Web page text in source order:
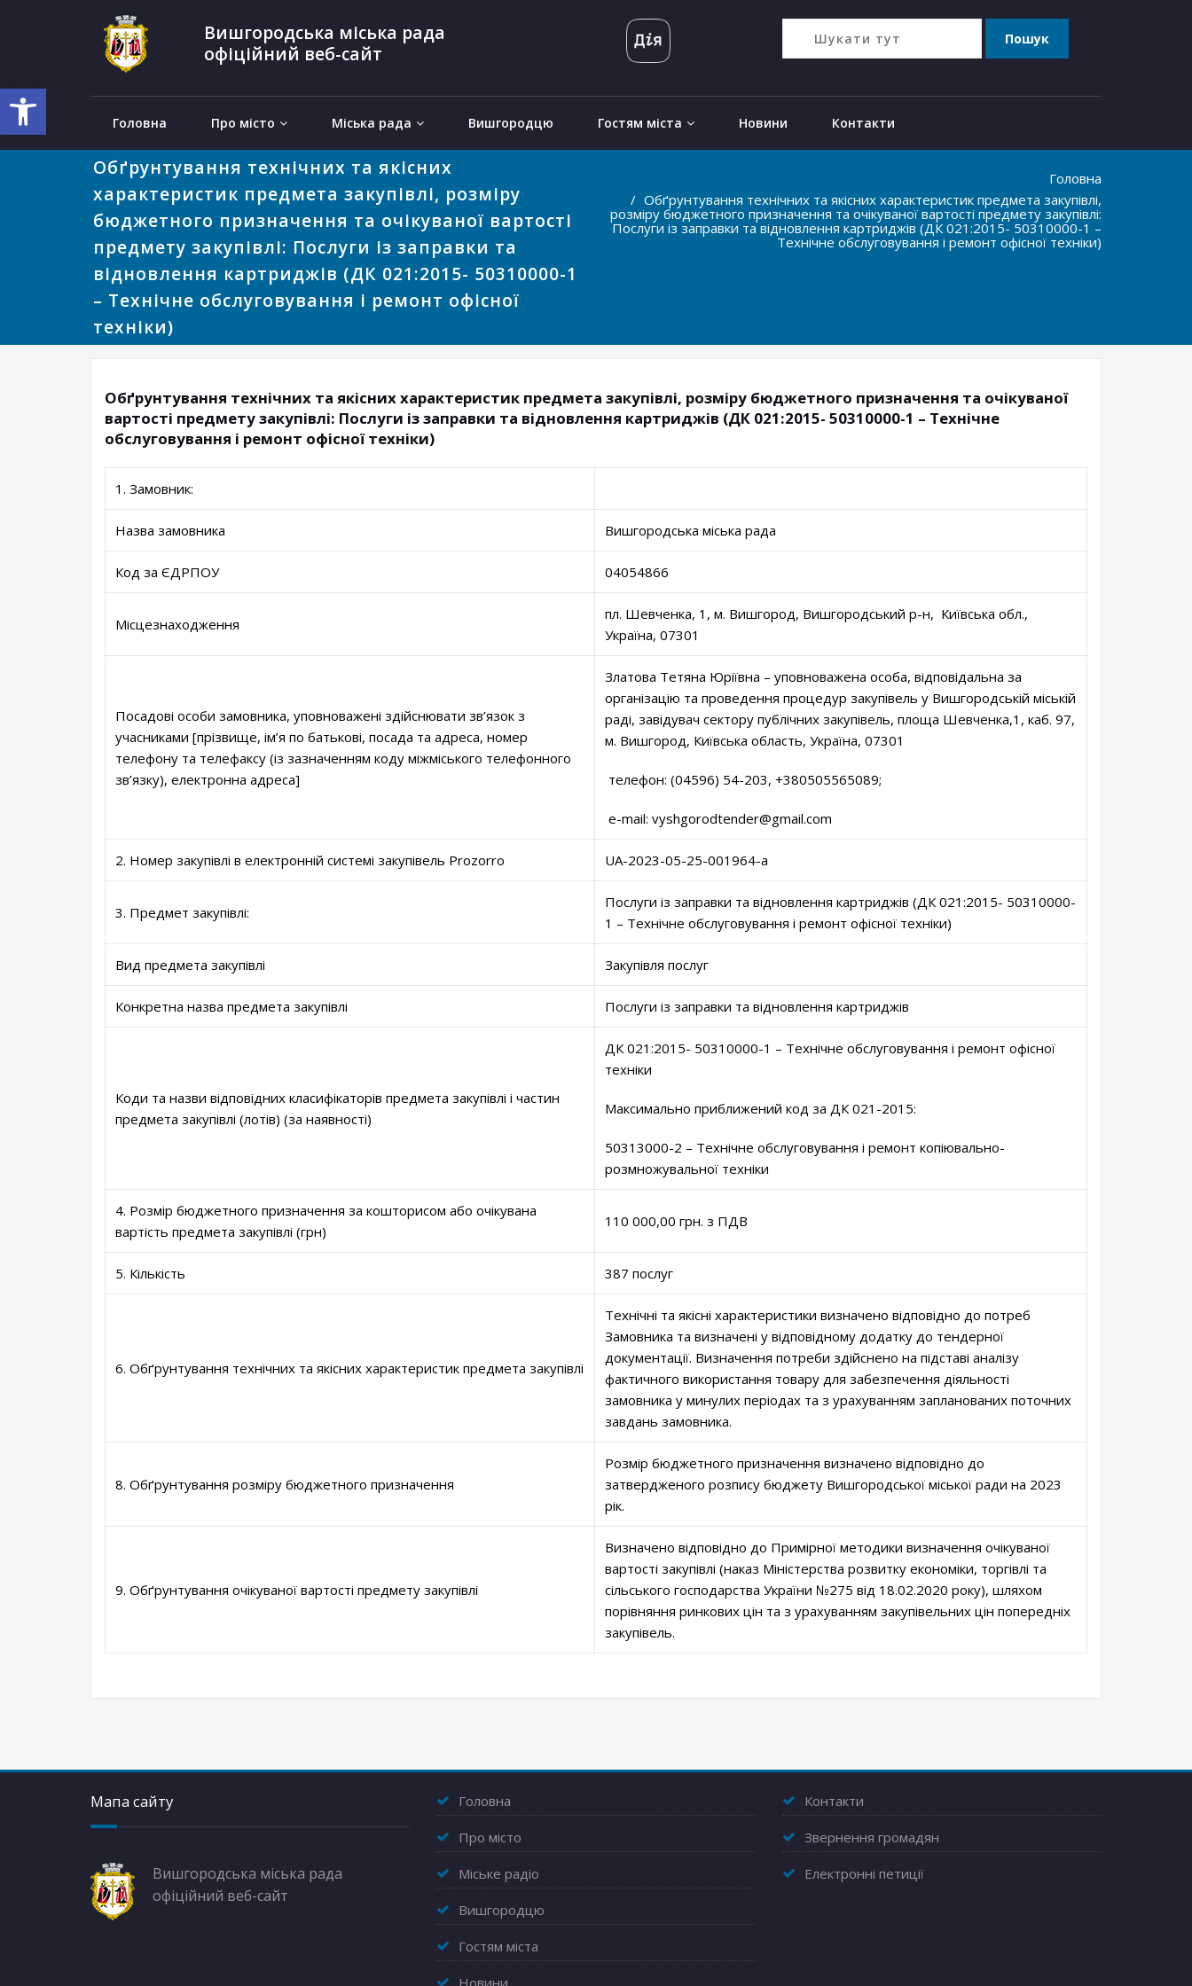
Відкрити Панель інструментів
Вишгородська міська рада
офіційний веб-сайт
Головна Про місто Міська рада Вишгородцю Гостям міста Новини Контакти
Обґрунтування технічних та якісних
характеристик предмета закупівлі, розміру
бюджетного призначення та очікуваної вартості
предмету закупівлі: Послуги із заправки та
відновлення картриджів (ДК 021:2015- 50310000-1
– Технічне обслуговування і ремонт офісної
техніки)
Головна
Обґрунтування технічних та якісних характеристик предмета закупівлі,
розміру бюджетного призначення та очікуваної вартості предмету закупівлі:
Послуги із заправки та відновлення картриджів (ДК 021:2015- 50310000-1 –
Технічне обслуговування і ремонт офісної техніки)
Обґрунтування технічних та якісних характеристик предмета закупівлі, розміру бюджетного призначення та очікуваної
вартості предмету закупівлі: Послуги із заправки та відновлення картриджів (ДК 021:2015- 50310000-1 – Технічне
обслуговування і ремонт офісної техніки)
1. Замовник:
Назва замовника Вишгородська міська рада
Код за ЄДРПОУ 04054866
Місцезнаходження
пл. Шевченка, 1, м. Вишгород, Вишгородський р-н, Київська обл.,
Україна, 07301
Посадові особи замовника, уповноважені здійснювати зв’язок з
учасниками [прізвище, ім’я по батькові, посада та адреса, номер
телефону та телефаксу (із зазначенням коду міжміського телефонного
зв’язку), електронна адреса]
Златова Тетяна Юріївна – уповноважена особа, відповідальна за
організацію та проведення процедур закупівель у Вишгородській міській
раді, завідувач сектору публічних закупівель, площа Шевченка,1, каб. 97,
м. Вишгород, Київська область, Україна, 07301
телефон: (04596) 54-203, +380505565089;
e-mail: vyshgorodtender@gmail.com
2. Номер закупівлі в електронній системі закупівель Prozorro UA-2023-05-25-001964-a
3. Предмет закупівлі:
Послуги із заправки та відновлення картриджів (ДК 021:2015- 50310000-
1 – Технічне обслуговування і ремонт офісної техніки)
Вид предмета закупівлі Закупівля послуг
Конкретна назва предмета закупівлі Послуги із заправки та відновлення картриджів
Коди та назви відповідних класифікаторів предмета закупівлі і частин
предмета закупівлі (лотів) (за наявності)
ДК 021:2015- 50310000-1 – Технічне обслуговування і ремонт офісної
техніки
Максимально приближений код за ДК 021-2015:
50313000-2 – Технічне обслуговування і ремонт копіювально-
розмножувальної техніки
4. Розмір бюджетного призначення за кошторисом або очікувана
вартість предмета закупівлі (грн)
110 000,00 грн. з ПДВ
5. Кількість 387 послуг
6. Обґрунтування технічних та якісних характеристик предмета закупівлі
Технічні та якісні характеристики визначено відповідно до потреб
Замовника та визначені у відповідному додатку до тендерної
документації. Визначення потреби здійснено на підставі аналізу
фактичного використання товару для забезпечення діяльності
замовника у минулих періодах та з урахуванням запланованих поточних
завдань замовника.
8. Обґрунтування розміру бюджетного призначення
Розмір бюджетного призначення визначено відповідно до
затвердженого розпису бюджету Вишгородської міської ради на 2023
рік.
9. Обґрунтування очікуваної вартості предмету закупівлі
Визначено відповідно до Примірної методики визначення очікуваної
вартості закупівлі (наказ Міністерства розвитку економіки, торгівлі та
сільського господарства України №275 від 18.02.2020 року), шляхом
порівняння ринкових цін та з урахуванням закупівельних цін попередніх
закупівель.
Мапа сайту
Вишгородська міська рада
офіційний веб-сайт
Головна
Про місто
Міське радіо
Вишгородцю
Гостям міста
Новини
Контакти
Звернення громадян
Електронні петиції